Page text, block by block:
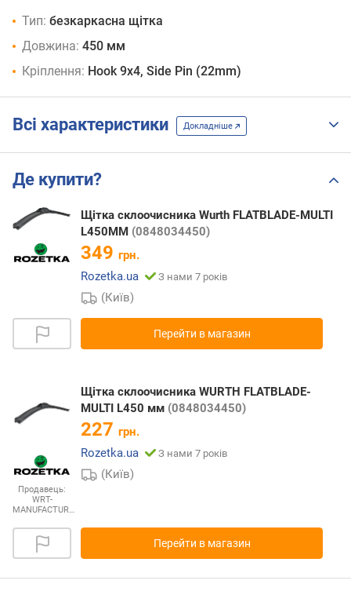
Тип: безкаркасна щітка
Довжина: 450 мм
Кріплення: Hook 9x4, Side Pin (22mm)
Всі характеристики Докладніше
Де купити?
Щітка склоочисника Wurth FLATBLADE-MULTI
L450MM (0848034450)
349 грн.
Rozetka.ua
З нами 7 років
(Київ)
Перейти в магазин
Продавець:
WRT-
MANUFACTUR…
Щітка склоочисника WURTH FLATBLADE-
MULTI L450 мм (0848034450)
227 грн.
Rozetka.ua
З нами 7 років
(Київ)
Перейти в магазин